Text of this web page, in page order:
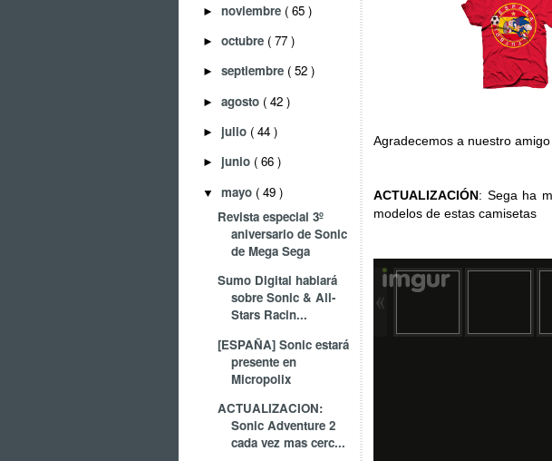
► noviembre ( 65 )
► octubre ( 77 )
► septiembre ( 52 )
► agosto ( 42 )
► julio ( 44 )
► junio ( 66 )
▼ mayo ( 49 )
Revista especial 3º
aniversario de Sonic
de Mega Sega
Sumo Digital hablará
sobre Sonic & All-
Stars Racin...
[ESPAÑA] Sonic estará
presente en
Micropolix
ACTUALIZACION:
Sonic Adventure 2
cada vez mas cerc...
Agradecemos a nuestro amigo
ACTUALIZACIÓN: Sega ha
modelos de estas camisetas